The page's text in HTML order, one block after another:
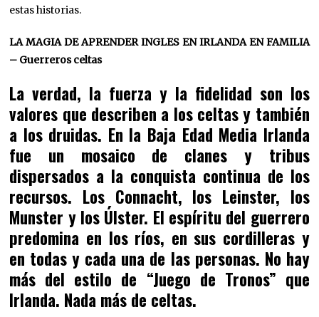
estas historias.
LA MAGIA DE APRENDER INGLES EN IRLANDA EN FAMILIA
– Guerreros celtas
La verdad, la fuerza y la fidelidad son los
valores que describen a los celtas y también
a los druidas. En la Baja Edad Media Irlanda
fue un mosaico de clanes y tribus
dispersados a la conquista continua de los
recursos. Los Connacht, los Leinster, los
Munster y los Úlster. El espíritu del guerrero
predomina en los ríos, en sus cordilleras y
en todas y cada una de las personas. No hay
más del estilo de “Juego de Tronos” que
Irlanda. Nada más de celtas.